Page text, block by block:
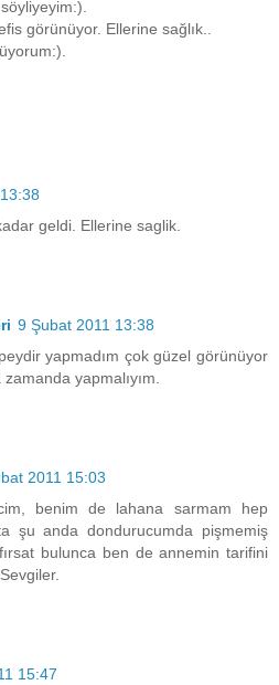
görünüyor. Ellerine sağlık..
geldi. Ellerine saglik.
9 Şubat 2011 13:38
yapmadım çok güzel görünüyor
yapmalıyım.
2011 15:03
benim de lahana sarmam hep
şu anda dondurucumda pişmemiş
bulunca ben de annemin tarifini
15:47